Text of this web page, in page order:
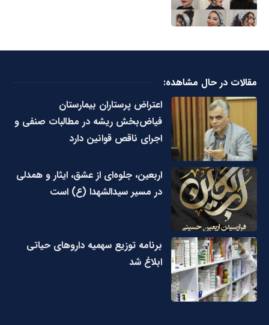
مقالات در حال مشاهده:
اعتراض پرستاران بیمارستان
فیاض‌بخش ریشه در مطالبات صنفی و
اجرای ناقص قوانین دارد
اربعین، جلوه‌ای از عشق، ایثار و همدلی
در مسیر سیدالشهدا (ع) است
برنامه توزیع سهمیه داروهای حیاتی
ابلاغ شد